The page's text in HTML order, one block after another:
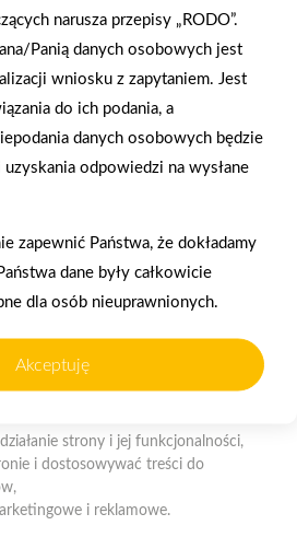
Zakupy w systemie
ratalnym
na terenie całej Polski
Strzelno (parking, plac składowy,
od ul. Michelsona 19)
narusza przepisy „RODO”.
Panią danych osobowych jest
wniosku z zapytaniem. Jest
do ich podania, a
danych osobowych będzie
odpowiedzi na wysłane
zapewnić Państwa, że dokładamy
dane były całkowicie
dla osób nieuprawnionych.
Akceptuję
cookies
wykorzystuje pliki cookies w celu
działania strony, poprawy komfortu
ruchu na stronie.
tekstowe zapisywane na urządzeniu
tablecie, smartfonie) podczas
internetowej. Pliki te mogą być
system oraz systemy zaufanych
narzędzi analitycznych.
pliki cookies?
strony i jej funkcjonalności,
i dostosowywać treści do
i reklamowe.